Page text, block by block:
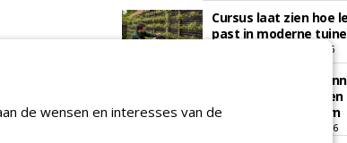
Cursus laat zien hoe
past in moderne
woensdag 26 augustus 2026
Vakdag 'All About
zet eenjarige planten
centraal in Appeltern
donderdag 27 augustus 2026
de wensen en interesses van de